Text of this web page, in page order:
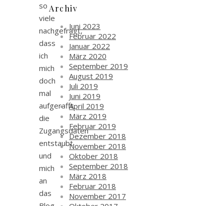
so
viele
nachgefragt,
dass
ich
mich
doch
mal
aufgerafft,
die
Zugangsdaten
entstaubt
und
mich
an
das
Archiv
Juni 2023
Februar 2022
Januar 2022
März 2020
September 2019
August 2019
Juli 2019
Juni 2019
April 2019
März 2019
Februar 2019
Dezember 2018
November 2018
Oktober 2018
September 2018
März 2018
Februar 2018
November 2017